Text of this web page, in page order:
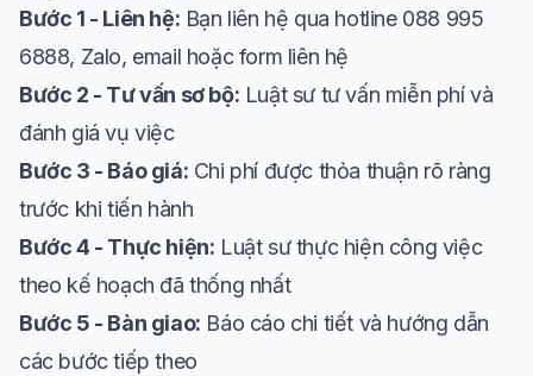
Bước 1 - Liên hệ: Bạn liên hệ qua hotline 088 995
6888, Zalo, email hoặc form liên hệ
Bước 2 - Tư vấn sơ bộ: Luật sư tư vấn miễn phí và
đánh giá vụ việc
Bước 3 - Báo giá: Chi phí được thỏa thuận rõ ràng
trước khi tiến hành
Bước 4 - Thực hiện: Luật sư thực hiện công việc
theo kế hoạch đã thống nhất
Bước 5 - Bàn giao: Báo cáo chi tiết và hướng dẫn
các bước tiếp theo